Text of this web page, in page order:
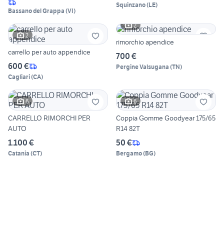
Bassano del Grappa (VI)
Squinzano(LE)
2
carrello per auto appendice
600 €
Cagliari(CA)
2
rimorchio apendice
700 €
Pergine Valsugana (TN)
6
CARRELLO RIMORCHI PER
AUTO
1.100 €
Catania (CT)
6
Coppia Gomme Goodyear 175/65
R14 82T
50 €
Bergamo(BG)